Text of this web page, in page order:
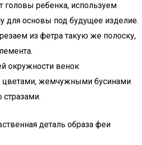
головы ребенка, используем
для основы под будущее изделие.
из фетра такую же полоску,
окружности венок
цветами, жемчужными бусинами
стразами.
деталь образа феи